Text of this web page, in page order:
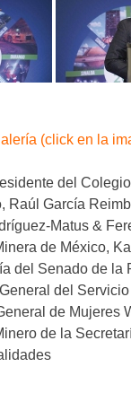
(click en la
del
Raúl García
Matus &
de México,
del Senado de la
del
de Mujeres
de la